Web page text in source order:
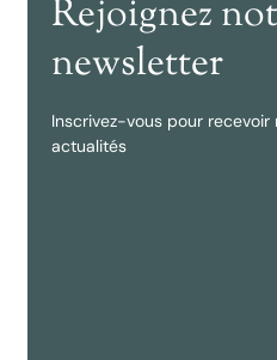
Rejoignez
newsletter
Inscrivez-vous pour
actualités